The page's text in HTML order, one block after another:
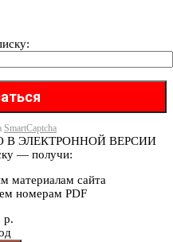
SmartCaptcha
В ЭЛЕКТРОННОЙ ВЕРСИИ
— получи:
материалам сайта
номерам PDF
р.